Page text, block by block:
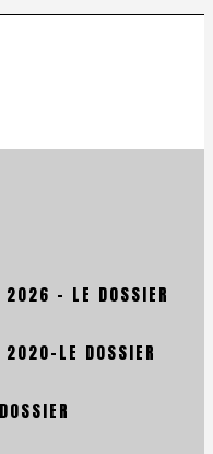
2026 – LE DOSSIER
2020-LE DOSSIER